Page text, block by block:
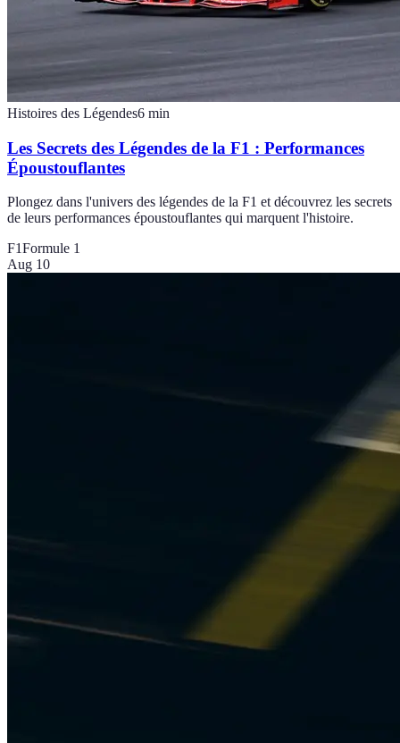
Histoires des Légendes6 min
Les Secrets des Légendes de la F1 : Performances
Époustouflantes
Plongez dans l'univers des légendes de la F1 et découvrez les secrets
de leurs performances époustouflantes qui marquent l'histoire.
F1Formule 1
Aug 10